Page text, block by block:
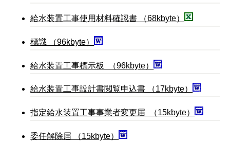
給水装置工事使用材料確認書 （68kbyte）
標識 （96kbyte）
給水装置工事標示板 （96kbyte）
給水装置工事設計書閲覧申込書 （17kbyte）
指定給水装置工事事業者変更届 （15kbyte）
委任解除届 （15kbyte）